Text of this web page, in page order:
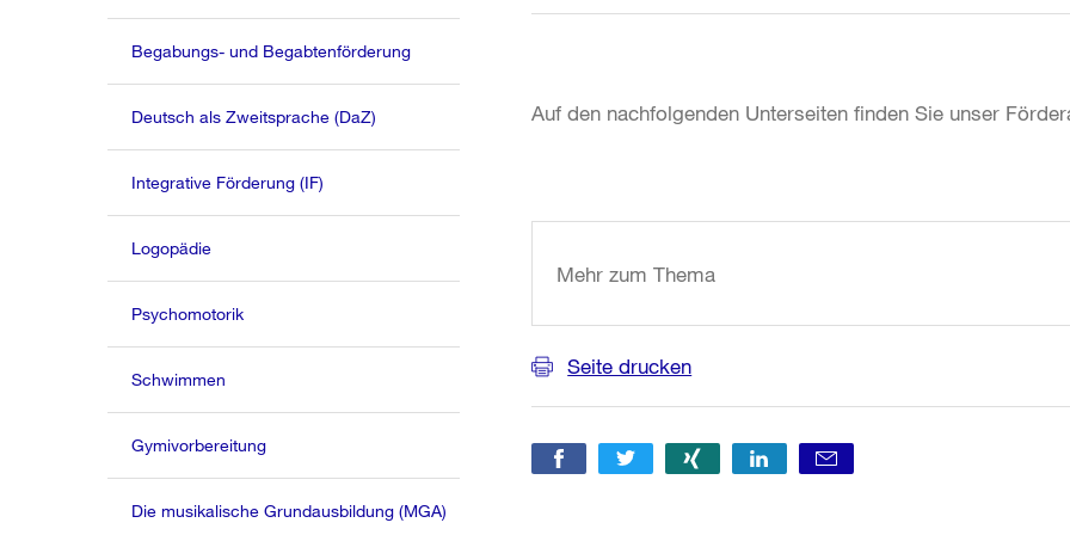
Auf den nachfolgenden Unterseiten finden Sie unser
Mehr zum Thema
Seite drucken
Begabungs- und Begabtenförderung
Deutsch als Zweitsprache (DaZ)
Integrative Förderung (IF)
Logopädie
Psychomotorik
Schwimmen
Gymivorbereitung
Die musikalische Grundausbildung (MGA)